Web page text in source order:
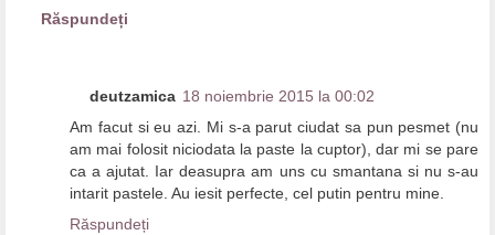
Răspundeți
deutzamica 18 noiembrie 2015 la 00:02
Am facut si eu azi. Mi s-a parut ciudat sa pun pesmet (nu
am mai folosit niciodata la paste la cuptor), dar mi se pare
ca a ajutat. Iar deasupra am uns cu smantana si nu s-au
intarit pastele. Au iesit perfecte, cel putin pentru mine.
Răspundeți